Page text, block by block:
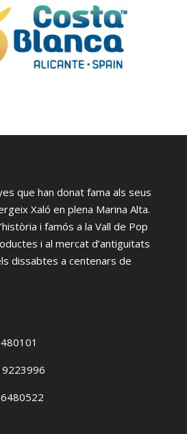
que han donat fama als seus
Xaló en plena Marina Alta.
i famós a la Vall de Pop
i al mercat d’antiguitats
dissabtes a centenars de